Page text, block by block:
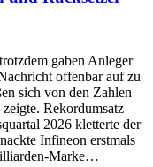
gaben Anleger
offenbar auf zu
sich von den Zahlen
Rekordumsatz
2026 kletterte der
Infineon erstmals
Marke…